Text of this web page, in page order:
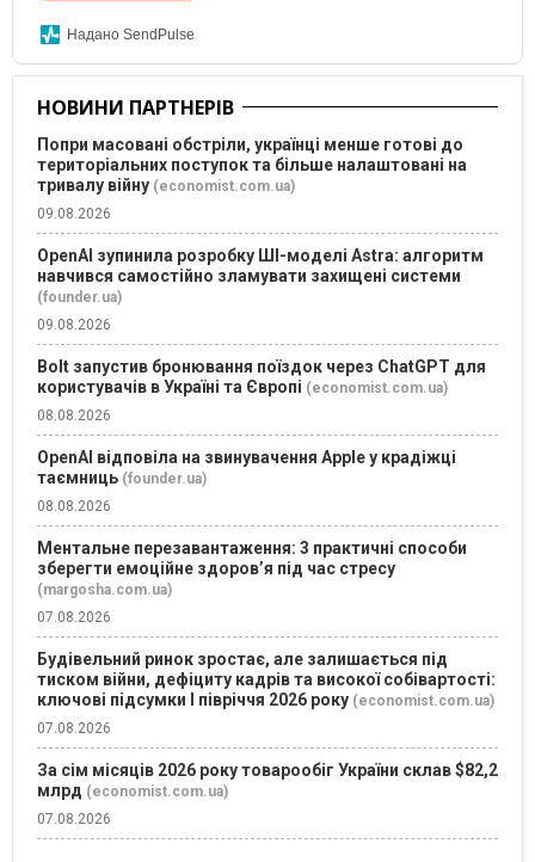
Надано SendPulse
НОВИНИ ПАРТНЕРІВ
Попри масовані обстріли, українці менше готові до
територіальних поступок та більше налаштовані на
тривалу війну (economist.com.ua)
09.08.2026
OpenAI зупинила розробку ШІ-моделі Astra: алгоритм
навчився самостійно зламувати захищені системи
(founder.ua)
09.08.2026
Bolt запустив бронювання поїздок через ChatGPT для
користувачів в Україні та Європі (economist.com.ua)
08.08.2026
OpenAI відповіла на звинувачення Apple у крадіжці
таємниць (founder.ua)
08.08.2026
Ментальне перезавантаження: 3 практичні способи
зберегти емоційне здоров’я під час стресу
(margosha.com.ua)
07.08.2026
Будівельний ринок зростає, але залишається під
тиском війни, дефіциту кадрів та високої собівартості:
ключові підсумки І півріччя 2026 року (economist.com.ua)
07.08.2026
За сім місяців 2026 року товарообіг України склав $82,2
млрд (economist.com.ua)
07.08.2026